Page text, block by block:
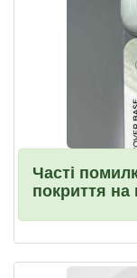
Часті
покриття на